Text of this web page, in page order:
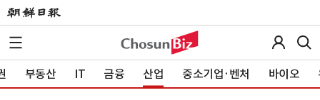
부동산 IT 금융 산업 중소기업·벤처 바이오